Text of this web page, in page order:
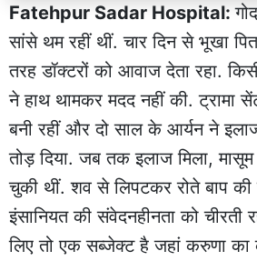
Fatehpur Sadar Hospital:
सांसे थम रहीं थीं. चार दिन से भूखा
तरह डॉक्टरों को आवाज देता रहा.
ने हाथ थामकर मदद नहीं की. ट्रामा
बनी रहीं और दो साल के आर्यन ने
तोड़ दिया. जब तक इलाज मिला,
चुकी थीं. शव से लिपटकर रोते बाप
इंसानियत की संवेदनहीनता को चीरती
लिए तो एक सब्जेक्ट है जहां करुणा का